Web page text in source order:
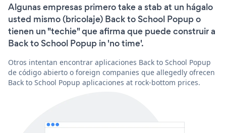
Algunas empresas primero take a stab at un hágalo
usted mismo (bricolaje) Back to School Popup o
tienen un "techie" que afirma que puede construir a
Back to School Popup in 'no time'.
Otros intentan encontrar aplicaciones Back to School Popup
de código abierto o foreign companies que allegedly ofrecen
Back to School Popup aplicaciones at rock-bottom prices.